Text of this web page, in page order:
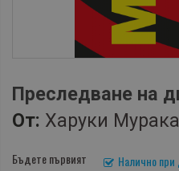
Преследване на
От: Харуки
Налично
Бъдете първият